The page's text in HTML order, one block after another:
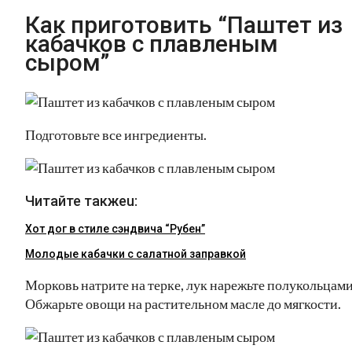
Как приготовить “Паштет из
кабачков с плавленым
сыром”
Подготовьте все ингредиенты.
Читайте такжеu:
Хот дог в стиле сэндвича “Рубен”
Молодые кабачки с салатной заправкой
Морковь натрите на терке, лук нарежьте
Обжарьте овощи на растительном масле до мягкости.